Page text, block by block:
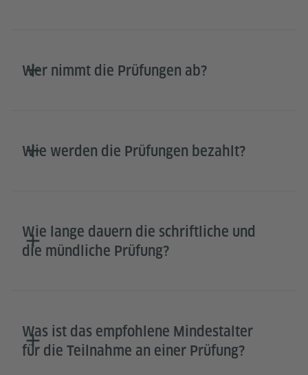
Wer nimmt die Prüfungen ab?
Wie werden die Prüfungen bezahlt?
Wie lange dauern die schriftliche und
die mündliche Prüfung?
Was ist das empfohlene Mindestalter
für die Teilnahme an einer Prüfung?